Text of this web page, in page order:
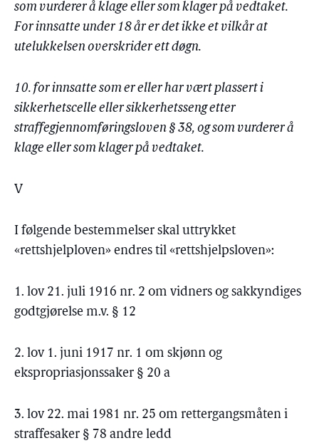
som vurderer å klage eller som klager på vedtaket.
For innsatte under 18 år er det ikke et vilkår at
utelukkelsen overskrider ett døgn.
10. for innsatte som er eller har vært plassert i
sikkerhetscelle eller sikkerhetsseng etter
straffegjennomføringsloven § 38, og som vurderer å
klage eller som klager på vedtaket.
V
I følgende bestemmelser skal uttrykket
«rettshjelploven» endres til «rettshjelpsloven»:
1. lov 21. juli 1916 nr. 2 om vidners og sakkyndiges
godtgjørelse m.v. § 12
2. lov 1. juni 1917 nr. 1 om skjønn og
ekspropriasjonssaker § 20 a
3. lov 22. mai 1981 nr. 25 om rettergangsmåten i
straffesaker § 78 andre ledd